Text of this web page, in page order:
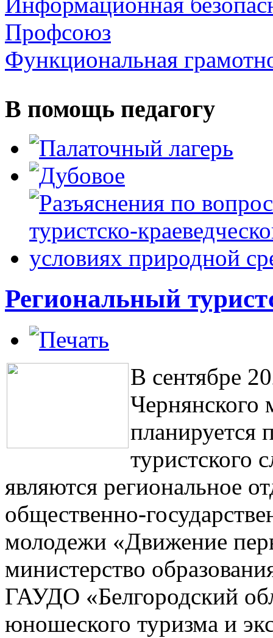
Профсоюз
Функциональная
В помощь педагогу
Региональный
В сентябре
Чернянского
планируется
туристского
являются региональное
общественно-
молодежи «Движение
министерство
ГАУДО «Белгородский
юношеского туризма и